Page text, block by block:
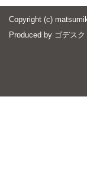
Copyright (c)
Produced by ゴデスク